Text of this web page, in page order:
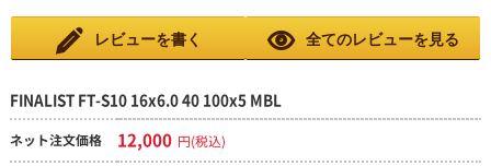
レビューを書く 全てのレビューを見る
FINALIST FT-S10 16x6.0 40 100x5 MBL
ネット注文価格 12,000 円(税込)